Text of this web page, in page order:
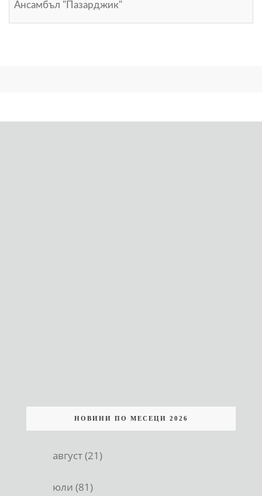
Ансамбъл "Пазарджик"
НОВИНИ ПО МЕСЕЦИ 2026
август (21)
юли (81)